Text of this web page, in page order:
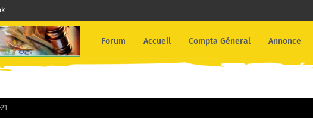
Forum Accueil Compta Géneral Annonce